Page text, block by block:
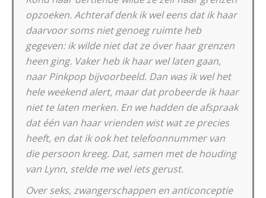
opzoeken. Achteraf denk ik wel eens dat ik haar
daarvoor soms niet genoeg ruimte heb
gegeven: ik wilde niet dat ze óver haar grenzen
heen ging. Vaker heb ik haar wel laten gaan,
naar Pinkpop bijvoorbeeld. Dan was ik wel het
hele weekend alert, maar dat probeerde ik haar
niet te laten merken. En we hadden de afspraak
dat één van haar vrienden wist wat ze precies
heeft, en dat ik ook het telefoonnummer van
die persoon kreeg. Dat, samen met de houding
van Lynn, stelde me wel iets gerust.
Over seks, zwangerschappen en anticonceptie